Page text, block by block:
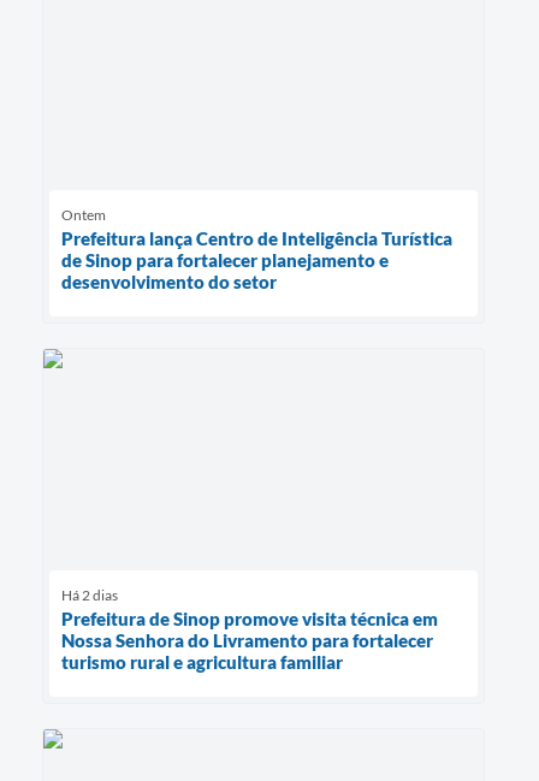
Ontem
Prefeitura lança Centro de Inteligência Turística
de Sinop para fortalecer planejamento e
desenvolvimento do setor
Há 2 dias
Prefeitura de Sinop promove visita técnica em
Nossa Senhora do Livramento para fortalecer
turismo rural e agricultura familiar